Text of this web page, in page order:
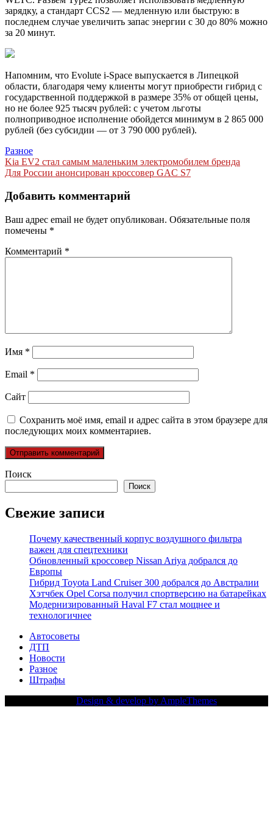
зарядку, а стандарт CCS2 — медленную или быструю: в
последнем случае увеличить запас энергии с 30 до 80% можно
за 20 минут.
Напомним, что Evolute i-Space выпускается в Липецкой
области, благодаря чему клиенты могут приобрести гибрид с
государственной поддержкой в размере 35% от общей цены,
но не более 925 тысяч рублей: с учетом льготы
полноприводное исполнение обойдется минимум в 2 865 000
рублей (без субсидии — от 3 790 000 рублей).
Разное
Навигация
по
записям
Kia EV2 стал самым маленьким электромобилем бренда
Для России анонсирован кроссовер GAC S7
Добавить комментарий
Ваш адрес email не будет опубликован. Обязательные поля
помечены *
Комментарий *
Имя *
Email *
Сайт
Сохранить моё имя, email и адрес сайта в этом браузере для
последующих моих комментариев.
Поиск
Поиск
Свежие записи
Почему качественный корпус воздушного фильтра
важен для спецтехники
Обновленный кроссовер Nissan Ariya добрался до
Европы
Гибрид Toyota Land Cruiser 300 добрался до Австралии
Хэтчбек Opel Corsa получил спортверсию на батарейках
Модернизированный Haval F7 стал мощнее и
технологичнее
Автосоветы
ДТП
Новости
Разное
Штрафы
Design & develop by AmpleThemes